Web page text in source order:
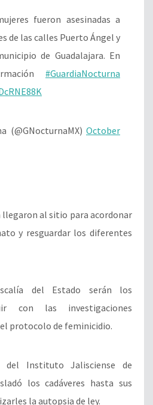
fueron asesinadas a
de las calles Puerto Ángel y
de Guadalajara. En
#GuardiaNocturna
(@GNocturnaMX) October
llegaron al sitio para acordonar
y resguardar los diferentes
del Estado serán los
con las investigaciones
protocolo de feminicidio.
del Instituto Jalisciense de
los cadáveres hasta sus
la autopsia de ley.